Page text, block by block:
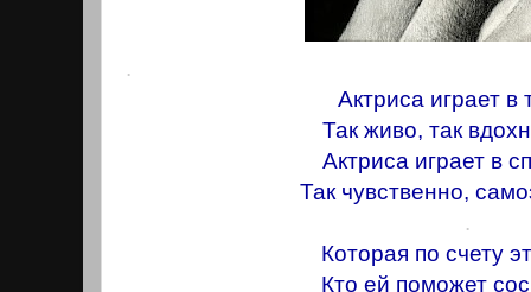
.
Актриса играет в
Так живо, так
Актриса играет в
Так чувственно,
.
Которая по счету
Кто ей поможет